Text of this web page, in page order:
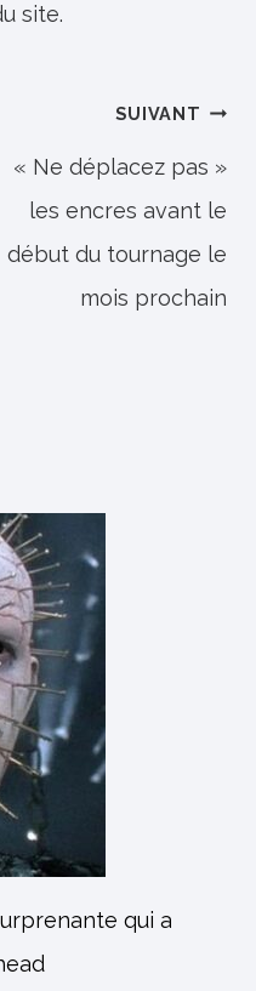
site.
SUIVANT
« Ne déplacez pas »
les encres avant le
début du tournage le
mois prochain
qui a